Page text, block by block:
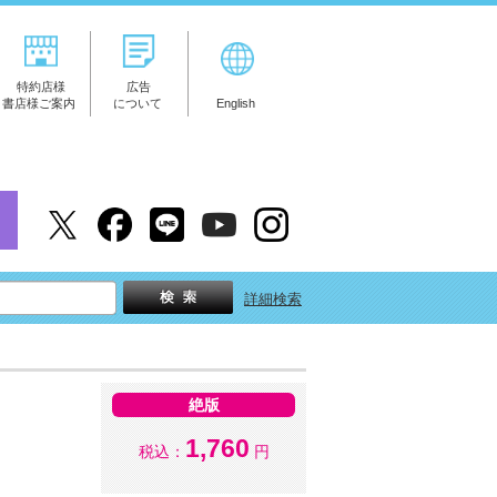
特約店様
書店様ご案内
広告
について
English
詳細検索
絶版
税込： 1,760 円